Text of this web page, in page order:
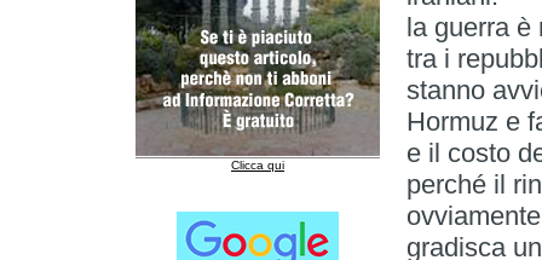
Clicca qui
la guerra è
tra i
stanno
Hormuz e
e il
perché il
gradisca